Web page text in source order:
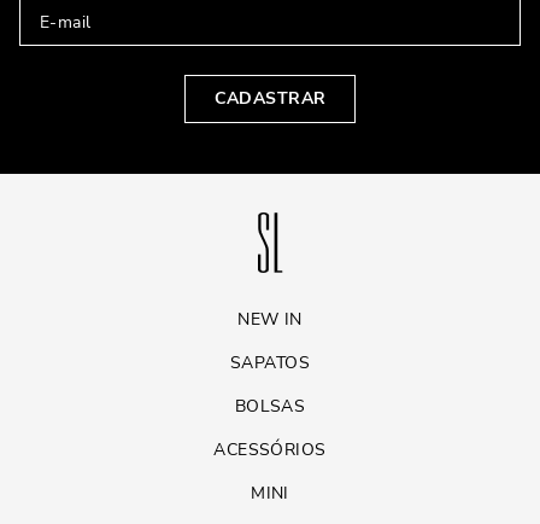
mules de plataforma combinam muito bem com calças pantalonas ou
vestidos longos, criando uma silhueta elegante e alongada.
CONCLUSÃO: ELEGÂNCIA, CONFORTO E
VERSATILIDADE EM UM SÓ CALÇADO
metálicas ou de plataforma, esse tipo de sapato se adapta facilmente a
diferentes ocasiões e combinações. Seja para um evento casual ou algo
mais sofisticado, sempre haverá uma mule que se encaixa
perfeitamente. Se você ainda não tem uma no seu armário, está na hora
CADASTRAR
NEW IN
SAPATOS
BOLSAS
ACESSÓRIOS
MINI